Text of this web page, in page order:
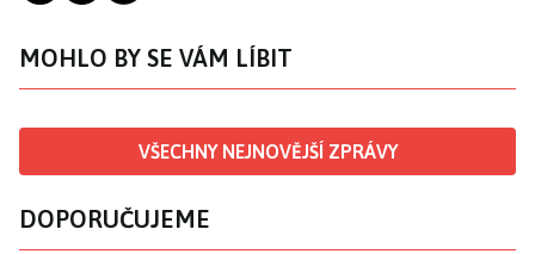
MOHLO BY SE VÁM LÍBIT
VŠECHNY NEJNOVĚJŠÍ ZPRÁVY
DOPORUČUJEME